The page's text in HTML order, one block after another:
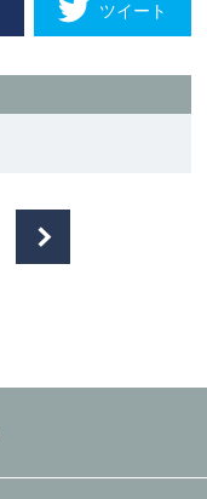
ツイート